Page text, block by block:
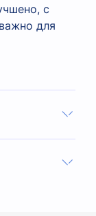
с
для